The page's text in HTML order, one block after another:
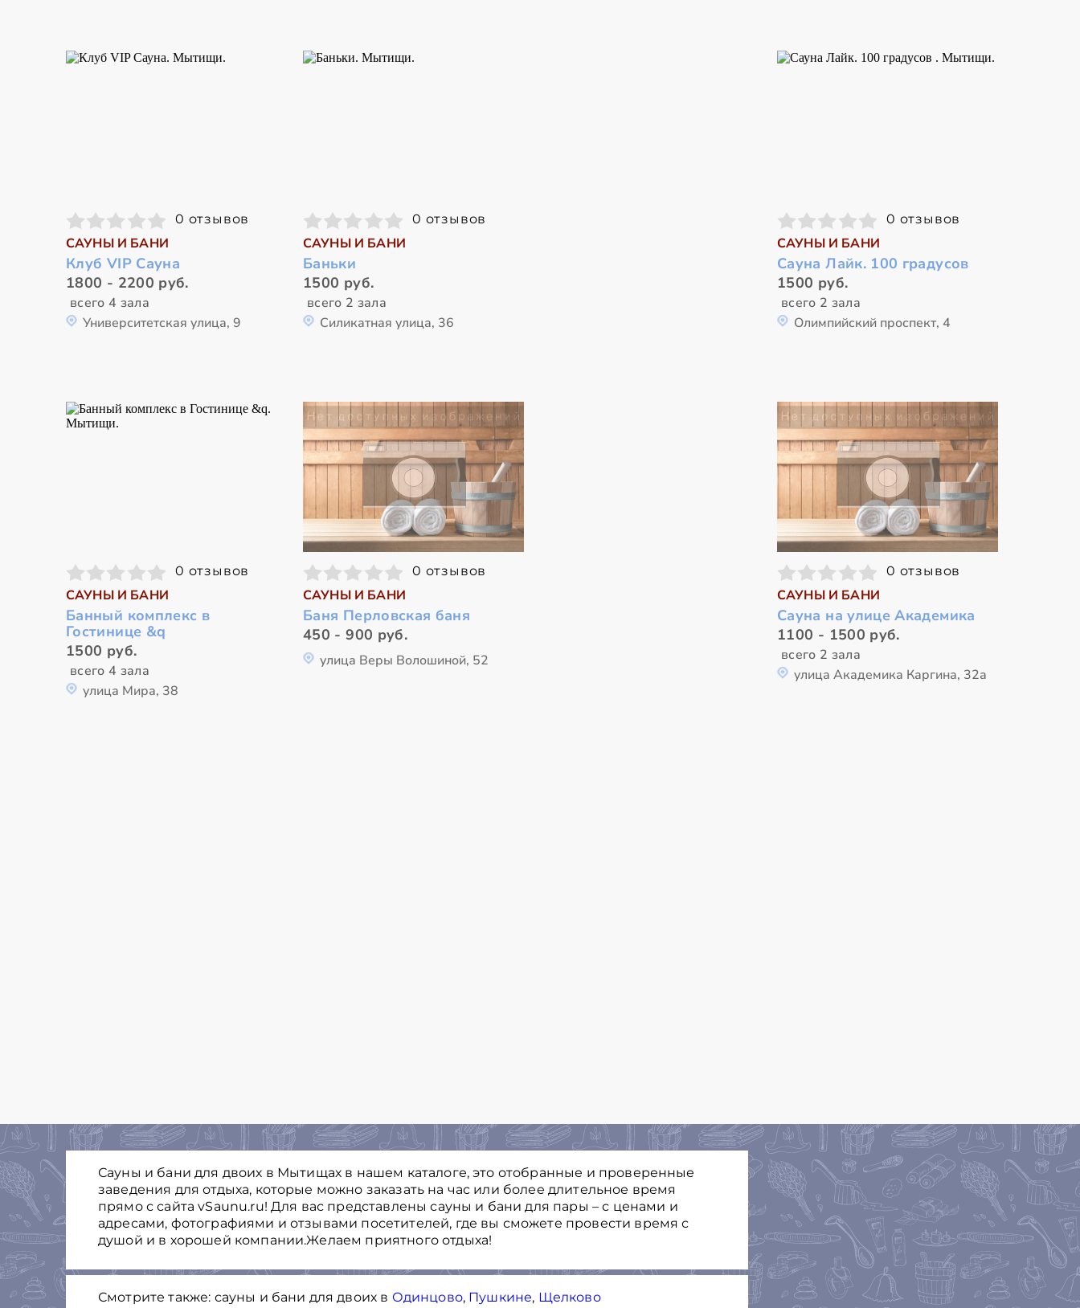
0 отзывов
САУНЫ И БАНИ
Клуб VIP Cауна
1800 - 2200 руб.
всего 4 зала
Университетская улица, 9
0 отзывов
САУНЫ И БАНИ
Баньки
1500 руб.
всего 2 зала
Силикатная улица, 36
0 отзывов
САУНЫ И БАНИ
Сауна Лайк. 100 градусов
1500 руб.
всего 2 зала
Олимпийский проспект, 4
0 отзывов
САУНЫ И БАНИ
Банный комплекс в
Гостинице &q
1500 руб.
всего 4 зала
улица Мира, 38
0 отзывов
САУНЫ И БАНИ
Баня Перловская баня
450 - 900 руб.
улица Веры Волошиной, 52
0 отзывов
САУНЫ И БАНИ
Сауна на улице Академика
1100 - 1500 руб.
всего 2 зала
улица Академика Каргина, 32а
Сауны и бани для двоих в Мытищах в нашем каталоге, это отобранные и проверенные
заведения для отдыха, которые можно заказать на час или более длительное время
прямо с сайта vSaunu.ru! Для вас представлены сауны и бани для пары – с ценами и
адресами, фотографиями и отзывами посетителей, где вы сможете провести время с
душой и в хорошей компании.Желаем приятного отдыха!
Смотрите также: сауны и бани для двоих в Одинцово, Пушкине, Щелково